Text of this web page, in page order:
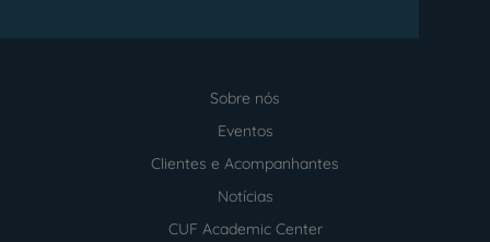
Sobre nós
Eventos
Clientes e Acompanhantes
Notícias
CUF Academic Center